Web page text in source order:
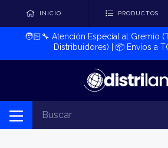
INICIO PRODUCTOS
🧑🏻‍🔧​ Atención Especial al Gremio
Distribuidores) | 📦​ Envíos a